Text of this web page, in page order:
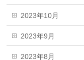
2023年10月
2023年9月
2023年8月